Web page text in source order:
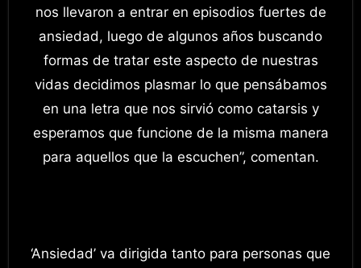
nos llevaron a entrar en episodios fuertes de
ansiedad, luego de algunos años buscando
formas de tratar este aspecto de nuestras
vidas decidimos plasmar lo que pensábamos
en una letra que nos sirvió como catarsis y
esperamos que funcione de la misma manera
para aquellos que la escuchen”, comentan.
‘Ansiedad’ va dirigida tanto para personas que